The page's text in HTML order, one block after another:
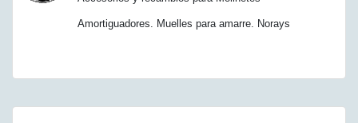
Amortiguadores. Muelles para amarre. Norays